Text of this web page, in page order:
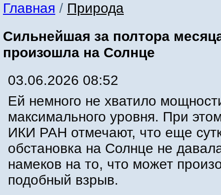
Главная / Природа
Сильнейшая за полтора
произошла на Солнце
03.06.2026 08:52
Ей немного не хватило
максимального уровня. При
ИКИ РАН отмечают, что еще
обстановка на Солнце не
намеков на то, что может
подобный взрыв.